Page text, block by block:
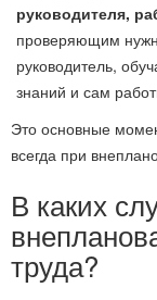
руководителя,
проверяющим
руководитель,
знаний и сам
Это основные
всегда при
В каких
труда?